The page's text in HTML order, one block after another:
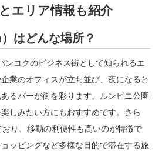
エリア情報も紹介
はどんな場所？
ンコクのビジネス街として知られるエ
業のオフィスが立ち並び、夜になると
るバーが街を彩ります。ルンピニ公園
しみたい方にもおすすめです。さら
り、移動の利便性も高いのが特徴で
ッピングなど多様な目的で滞在する旅